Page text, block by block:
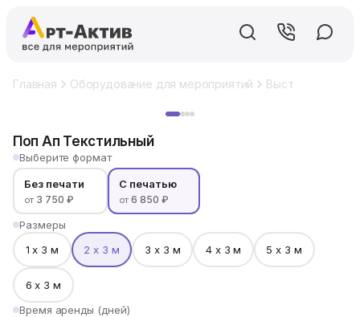
Главная Оборудование для мероприятий Выставочный
Поп Ап Текстильный
Выберите формат
Без печати
от 3 750 ₽
С печатью
от6 850 ₽
Размеры
1 х 3 м
2 х 3 м 3 х 3 м 4 х 3 м 5 х 3 м
6 х 3 м
Время аренды (дней)